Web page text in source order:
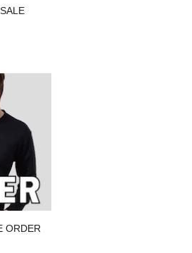
い
ORDER